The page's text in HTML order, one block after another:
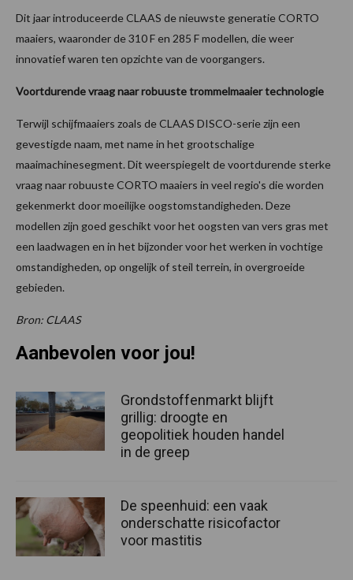
Dit jaar introduceerde CLAAS de nieuwste generatie CORTO
maaiers, waaronder de 310 F en 285 F modellen, die weer
innovatief waren ten opzichte van de voorgangers.
Voortdurende vraag naar robuuste trommelmaaier technologie
Terwijl schijfmaaiers zoals de CLAAS DISCO-serie zijn een
gevestigde naam, met name in het grootschalige
maaimachinesegment. Dit weerspiegelt de voortdurende sterke
vraag naar robuuste CORTO maaiers in veel regio's die worden
gekenmerkt door moeilijke oogstomstandigheden. Deze
modellen zijn goed geschikt voor het oogsten van vers gras met
een laadwagen en in het bijzonder voor het werken in vochtige
omstandigheden, op ongelijk of steil terrein, in overgroeide
gebieden.
Bron: CLAAS
Aanbevolen voor jou!
Grondstoffenmarkt blijft
grillig: droogte en
geopolitiek houden handel
in de greep
De speenhuid: een vaak
onderschatte risicofactor
voor mastitis